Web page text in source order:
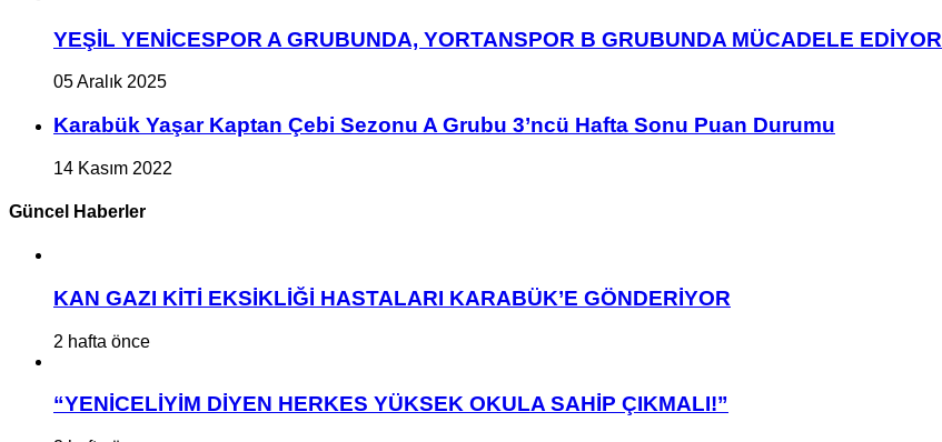
YEŞİL YENİCESPOR A GRUBUNDA, YORTANSPOR B GRUBUNDA MÜCADELE EDİYOR
05 Aralık 2025
Karabük Yaşar Kaptan Çebi Sezonu A Grubu 3’ncü Hafta Sonu Puan Durumu
14 Kasım 2022
Güncel Haberler
KAN GAZI KİTİ EKSİKLİĞİ HASTALARI KARABÜK’E GÖNDERİYOR
2 hafta önce
“YENİCELİYİM DİYEN HERKES YÜKSEK OKULA SAHİP ÇIKMALI!”